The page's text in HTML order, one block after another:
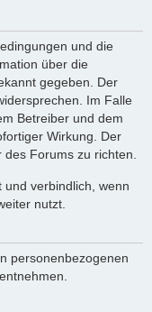
und die
über die
gegeben. Der
Im Falle
Betreiber und dem
Wirkung. Der
des Forums zu richten.
verbindlich, wenn
nutzt.
personenbezogenen